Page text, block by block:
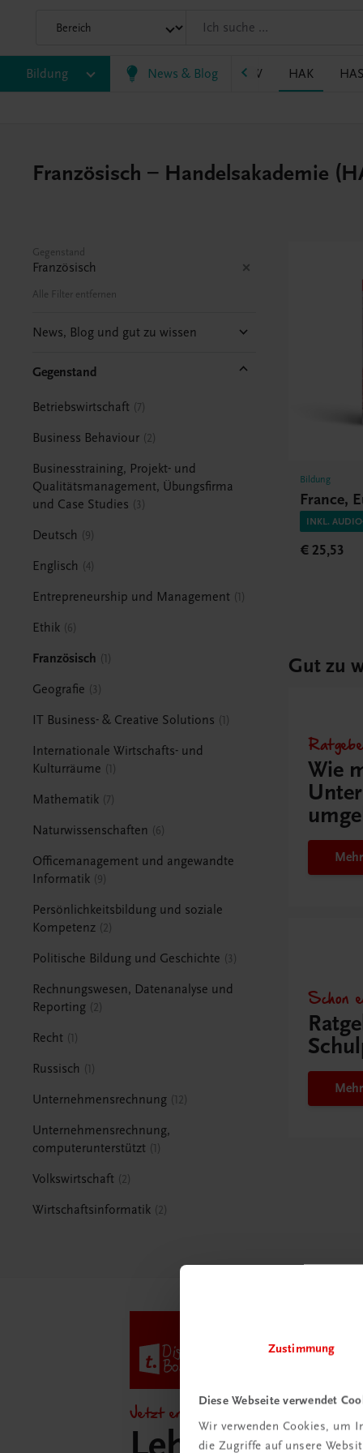
Zustimmung
Diese Webseite verwendet
Wir verwenden Cookies, um
die Zugriffe auf unsere
Bildung News & Blog
BASOP BRP BS EWF/ZWF FW HAK HAS
Französisch – Handelsakademie
Gegenstand
Französisch
Alle Filter entfernen
News, Blog und gut zu wissen
Gegenstand
Betriebswirtschaft 7
Business Behaviour 2
Businesstraining, Projekt- und
Qualitätsmanagement, Übungsfirma
und Case Studies
3
Deutsch 9
Englisch 4
Entrepreneurship und Management 1
Ethik 6
Französisch 1
Geografie 3
IT Business- & Creative Solutions 1
Internationale Wirtschafts- und
Kulturräume
1
Mathematik 7
Naturwissenschaften 6
Officemanagement und angewandte
Informatik 9
Persönlichkeitsbildung und soziale
Kompetenz 2
Politische Bildung und Geschichte 3
Rechnungswesen, Datenanalyse und
Reporting 2
Recht 1
Russisch 1
Unternehmensrechnung 12
Unternehmensrechnung,
computerunterstützt 1
Volkswirtschaft 2
Wirtschaftsinformatik 2
Bildung
France,
INKL.
€ 25,53
Gut zu
Wie
Schon
Jetzt entdecken!